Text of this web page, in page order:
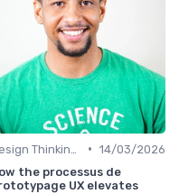
• 14/03/2026
the processus de
UX elevates